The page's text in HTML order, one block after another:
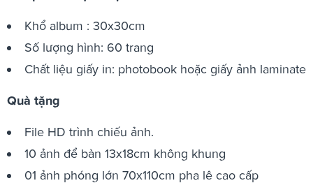
Khổ album : 30x30cm
Số lượng hình: 60 trang
Chất liệu giấy in: photobook hoặc giấy ảnh laminate
Quà tặng
File HD trình chiếu ảnh.
10 ảnh để bàn 13x18cm không khung
01 ảnh phóng lớn 70x110cm pha lê cao cấp